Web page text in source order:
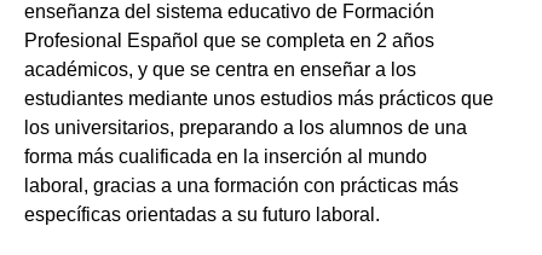
enseñanza del sistema educativo de Formación
Profesional Español que se completa en 2 años
académicos, y que se centra en enseñar a los
estudiantes mediante unos estudios más prácticos que
los universitarios, preparando a los alumnos de una
forma más cualificada en la inserción al mundo
laboral, gracias a una formación con prácticas más
específicas orientadas a su futuro laboral.